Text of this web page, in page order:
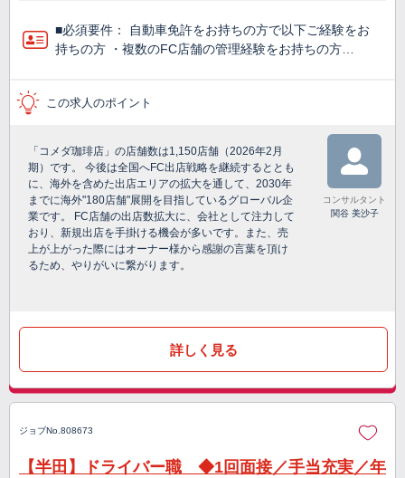
■必須要件： 自動車免許をお持ちの方で以下ご経験をお
持ちの方 ・複数のFC店舗の管理経験をお持ちの方…
この求人のポイント
「コメダ珈琲店」の店舗数は1,150店舗（2026年2月
期）です。 今後は全国へFC出店戦略を継続するととも
に、海外を含めた出店エリアの拡大を通して、2030年
までに海外"180店舗"展開を目指しているグローバル企
業です。 FC店舗の出店数拡大に、会社として注力して
おり、新規出店を手掛ける機会が多いです。また、売
上が上がった際にはオーナー様から感謝の言葉を頂け
るため、やりがいに繋がります。
コンサルタント
関谷 美沙子
詳しく見る
ジョブNo.808673
【半田】ドライバー職 ◆1回面接／手当充実／年